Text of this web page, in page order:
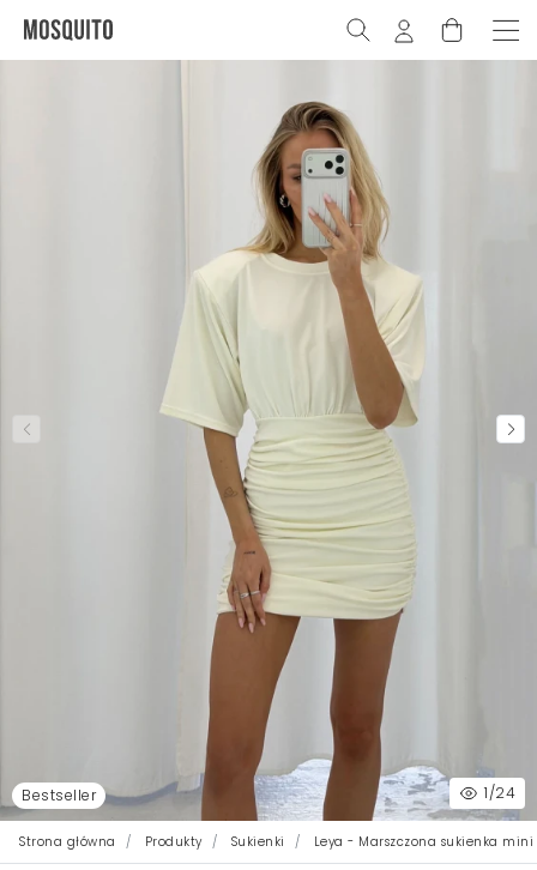
Bestseller 1/24
Strona główna Produkty Sukienki Leya - Marszczona sukienka